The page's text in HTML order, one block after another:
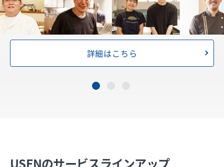
詳細はこちら